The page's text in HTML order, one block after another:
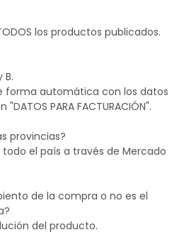
los productos publicados.
B.
forma automática con los datos
PARA FACTURACIÓN".
provincias?
todo el país a través de Mercado
de la compra o no es el
del producto.